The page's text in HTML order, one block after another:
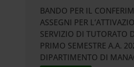
BANDO PER IL
ASSEGNI PER
SERVIZIO DI TUTORATO
PRIMO SEMESTRE A.A.
DIPARTIMENTO DI